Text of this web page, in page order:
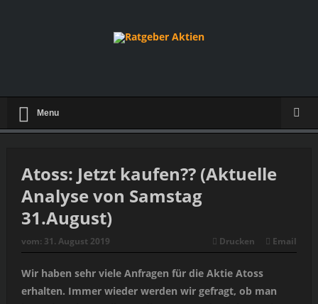
Menu
Atoss: Jetzt kaufen?? (Aktuelle
Analyse von Samstag
31.August)
vom: 31. August 2019 Drucken Email
Wir haben sehr viele Anfragen für die Aktie Atoss
erhalten. Immer wieder werden wir gefragt, ob man